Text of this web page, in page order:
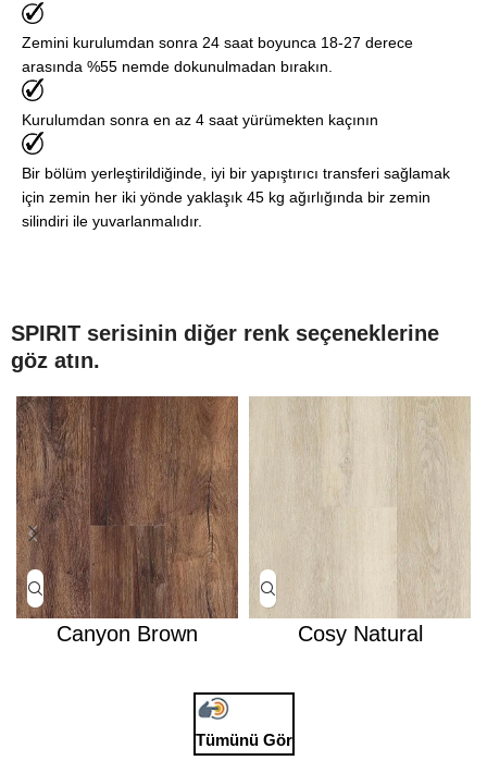
Zemini kurulumdan sonra 24 saat boyunca 18-27 derece
arasında %55 nemde dokunulmadan bırakın.
Kurulumdan sonra en az 4 saat yürümekten kaçının
Bir bölüm yerleştirildiğinde, iyi bir yapıştırıcı transferi sağlamak
için zemin her iki yönde yaklaşık 45 kg ağırlığında bir zemin
silindiri ile yuvarlanmalıdır.
SPIRIT serisinin diğer renk seçeneklerine
göz atın.
Canyon Brown Cosy Natural
Tümünü Gör